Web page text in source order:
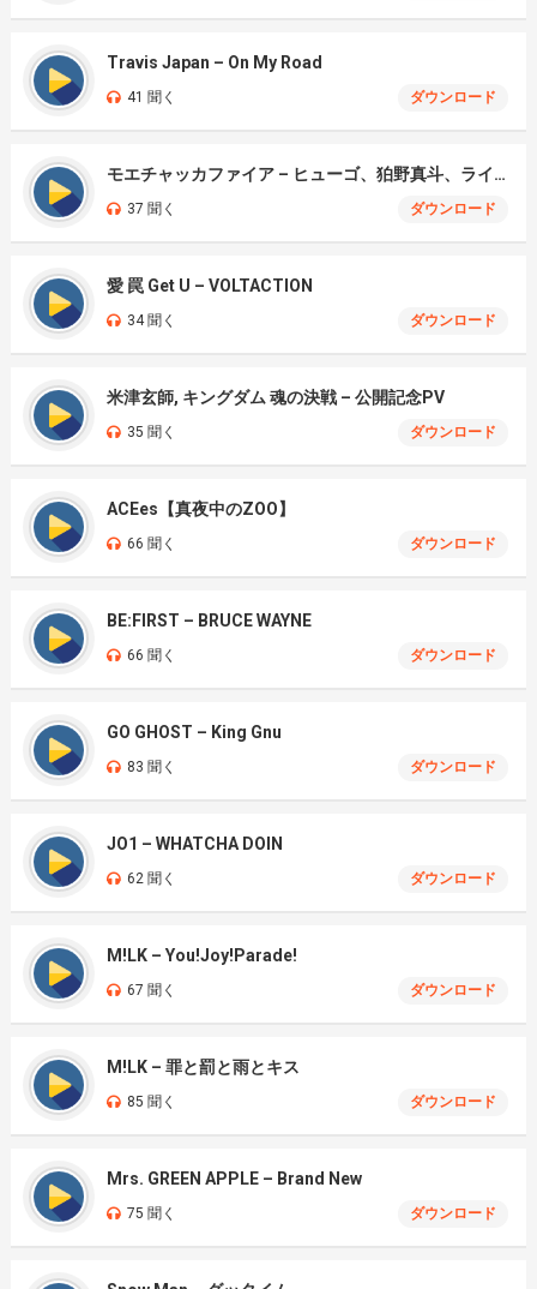
Travis Japan – On My Road
41 聞く ダウンロード
モエチャッカファイア – ヒューゴ、狛野真斗、ライト、セヴェリアン (Cover )
37 聞く ダウンロード
愛 罠 Get U – VOLTACTION
34 聞く ダウンロード
米津玄師, キングダム 魂の決戦 – 公開記念PV
35 聞く ダウンロード
ACEes【真夜中のZOO】
66 聞く ダウンロード
BE:FIRST – BRUCE WAYNE
66 聞く ダウンロード
GO GHOST – King Gnu
83 聞く ダウンロード
JO1 – WHATCHA DOIN
62 聞く ダウンロード
M!LK – You!Joy!Parade!
67 聞く ダウンロード
M!LK – 罪と罰と雨とキス
85 聞く ダウンロード
Mrs. GREEN APPLE – Brand New
75 聞く ダウンロード